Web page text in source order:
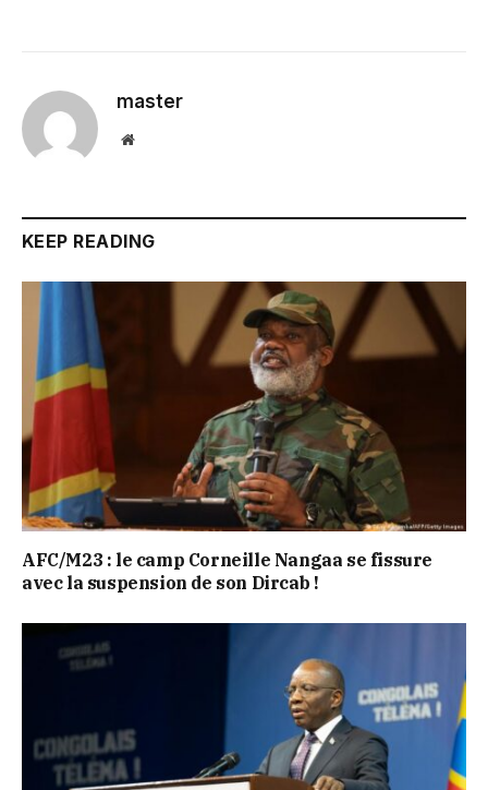
master
Website
KEEP READING
AFC/M23 : le camp Corneille Nangaa se fissure
avec la suspension de son Dircab !